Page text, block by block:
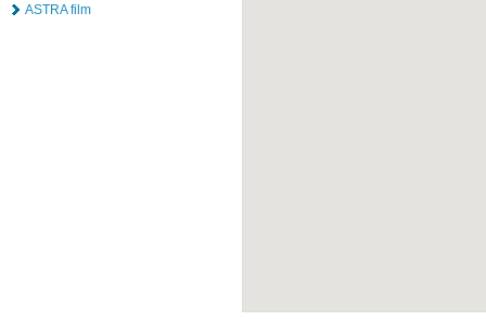
ASTRA film